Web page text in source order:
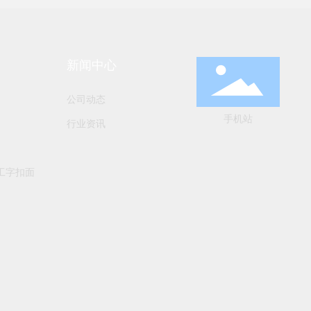
字扣面
公司动态
行业资讯 手机站